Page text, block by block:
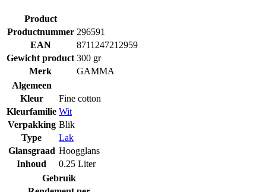
Product
Productnummer 296591
EAN
8711247212959
Gewicht product 300 gr
Merk
GAMMA
Algemeen
Kleur
Fine cotton
Kleurfamilie Wit
Verpakking Blik
Type
Lak
Glansgraad Hoogglans
Inhoud
0.25 Liter
Gebruik